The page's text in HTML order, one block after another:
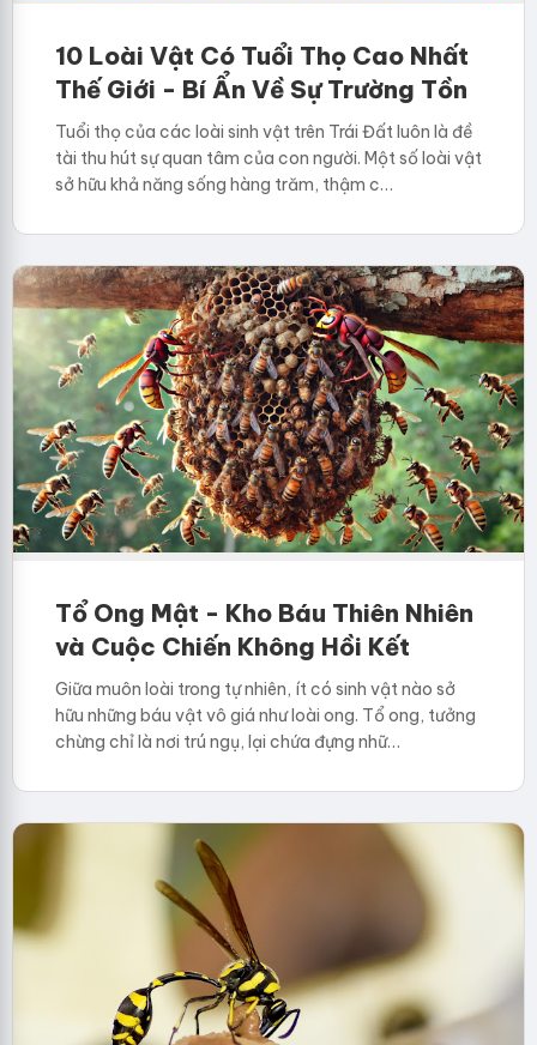
10 Loài Vật Có Tuổi Thọ Cao Nhất
Thế Giới - Bí Ẩn Về Sự Trường Tồn
Tuổi thọ của các loài sinh vật trên Trái Đất luôn là đề
tài thu hút sự quan tâm của con người. Một số loài vật
sở hữu khả năng sống hàng trăm, thậm c…
Tổ Ong Mật - Kho Báu Thiên Nhiên
và Cuộc Chiến Không Hồi Kết
Giữa muôn loài trong tự nhiên, ít có sinh vật nào sở
hữu những báu vật vô giá như loài ong. Tổ ong, tưởng
chừng chỉ là nơi trú ngụ, lại chứa đựng nhữ…